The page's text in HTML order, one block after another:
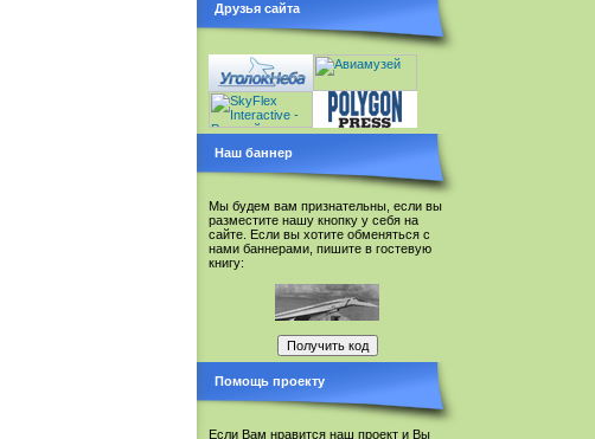
Друзья сайта
Наш баннер
Мы будем вам признательны, если вы
разместите нашу кнопку у себя на
сайте. Если вы хотите обменяться с
нами баннерами, пишите в гостевую
книгу:
Помощь проекту
Если Вам нравится наш проект и Вы